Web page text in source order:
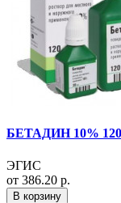
БЕТАДИН 10%
ЭГИС
от 386.20 р.
В корзину